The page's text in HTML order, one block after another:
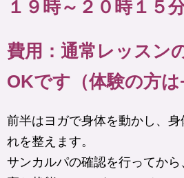
１９時～２０時１５
費用：通常レッスン
OKです（体験の方は
前半はヨガで身体を動かし、
れを整えます。
サンカルパの確認を行ってから